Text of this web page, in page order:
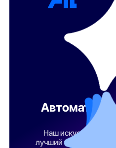
Наш искусственный
лучший тарифный